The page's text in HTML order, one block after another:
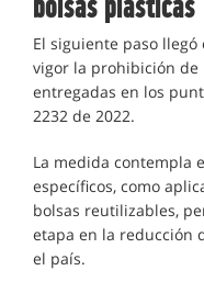
El siguiente paso
vigor la prohibición de
entregadas en los
2232 de 2022.
La medida contempla
específicos, como
bolsas reutilizables,
etapa en la reducción
el país.